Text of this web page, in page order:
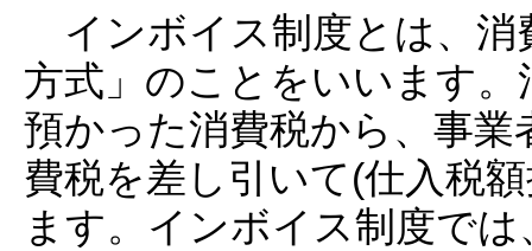
インボイス制度とは、消
方式」のことをいいます
預かった消費税から、事
費税を差し引いて(仕入税
ます。インボイス制度で